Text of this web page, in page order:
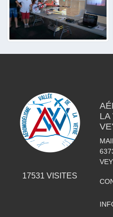
17531 VISITES
LA